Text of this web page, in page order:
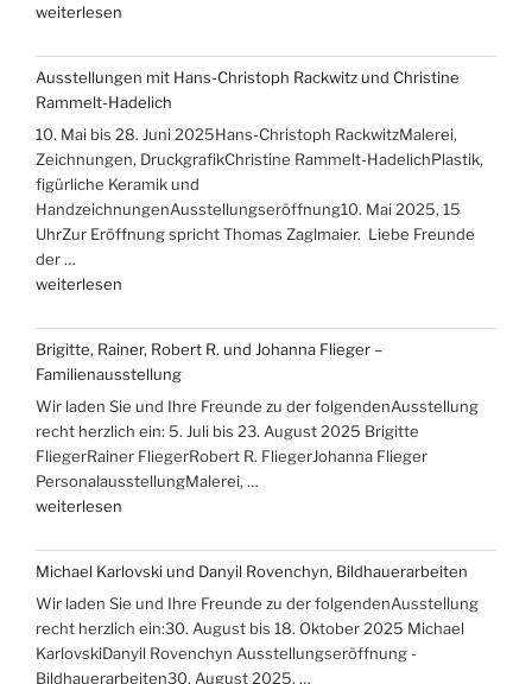
„Iris
–
„Über
die
Berge
ans
Meer““
weiterlesen
Ausstellungen mit Hans-Christoph Rackwitz und Christine
Rammelt-Hadelich
10. Mai bis 28. Juni 2025Hans-Christoph RackwitzMalerei,
Zeichnungen, DruckgrafikChristine Rammelt-HadelichPlastik,
figürliche Keramik und
HandzeichnungenAusstellungseröffnung10. Mai 2025, 15
UhrZur Eröffnung spricht Thomas Zaglmaier. Liebe Freunde
der …
„Ausstellungen
Hans-
Christoph
Rackwitz
und
Christine
Rammelt-
Hadelich“
weiterlesen
Brigitte, Rainer, Robert R. und Johanna Flieger –
Familienausstellung
Wir laden Sie und Ihre Freunde zu der folgendenAusstellung
recht herzlich ein: 5. Juli bis 23. August 2025 Brigitte
FliegerRainer FliegerRobert R. FliegerJohanna Flieger
PersonalausstellungMalerei, …
„Brigitte,
Robert
R.
und
Johanna
Flieger
–
weiterlesen
Michael Karlovski und Danyil Rovenchyn, Bildhauerarbeiten
Wir laden Sie und Ihre Freunde zu der folgendenAusstellung
recht herzlich ein:30. August bis 18. Oktober 2025 Michael
KarlovskiDanyil Rovenchyn Ausstellungseröffnung -
Bildhauerarbeiten30. August 2025, …